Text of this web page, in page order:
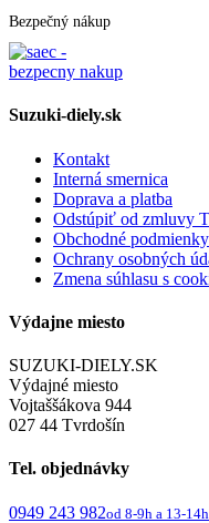
Bezpečný nákup
Suzuki-diely.sk
Kontakt
Interná smernica
Doprava a platba
Odstúpiť od zmluvy
Obchodné podmienky
Ochrany osobných
Zmena súhlasu s
Výdajne miesto
SUZUKI-DIELY.SK
Výdajné miesto
Vojtaššákova 944
027 44 Tvrdošín
Tel. objednávky
0949 243 982od 8-9h a 13-14h